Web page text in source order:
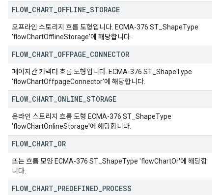
FLOW_ CHART OFFLINE STORAGE
오프라인 스토리지 흐름 도형입니다. ECMA-376 ST_ShapeType
'flowChartOfflineStorage'에 해당합니다.
FLOW_ CHART OFFPAGE CONNECTOR
페이지간 커넥터 흐름 도형입니다. ECMA-376 ST_ShapeType
'flowChartOffpageConnector'에 해당합니다.
FLOW_ CHART ONLINE STORAGE
온라인 스토리지 흐름 도형 ECMA-376 ST_ShapeType
'flowChartOnlineStorage'에 해당합니다.
FLOW_ CHART OR
또는 흐름 모양 ECMA-376 ST_ShapeType 'flowChartOr'에 해당합
니다.
FLOW_ CHART PREDEFINED PROCESS